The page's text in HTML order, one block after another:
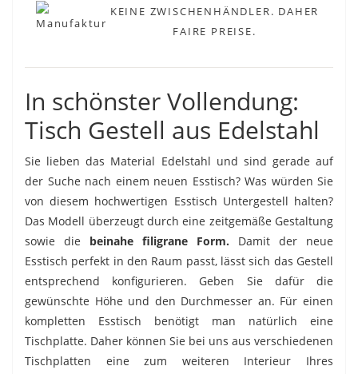
KEINE ZWISCHENHÄNDLER. DAHER
FAIRE PREISE.
In schönster Vollendung:
Tisch Gestell aus Edelstahl
Sie lieben das Material Edelstahl und sind gerade auf
der Suche nach einem neuen Esstisch? Was würden Sie
von diesem hochwertigen Esstisch Untergestell halten?
Das Modell überzeugt durch eine zeitgemäße Gestaltung
sowie die beinahe filigrane Form. Damit der neue
Esstisch perfekt in den Raum passt, lässt sich das Gestell
entsprechend konfigurieren. Geben Sie dafür die
gewünschte Höhe und den Durchmesser an. Für einen
kompletten Esstisch benötigt man natürlich eine
Tischplatte. Daher können Sie bei uns aus verschiedenen
Tischplatten eine zum weiteren Interieur Ihres